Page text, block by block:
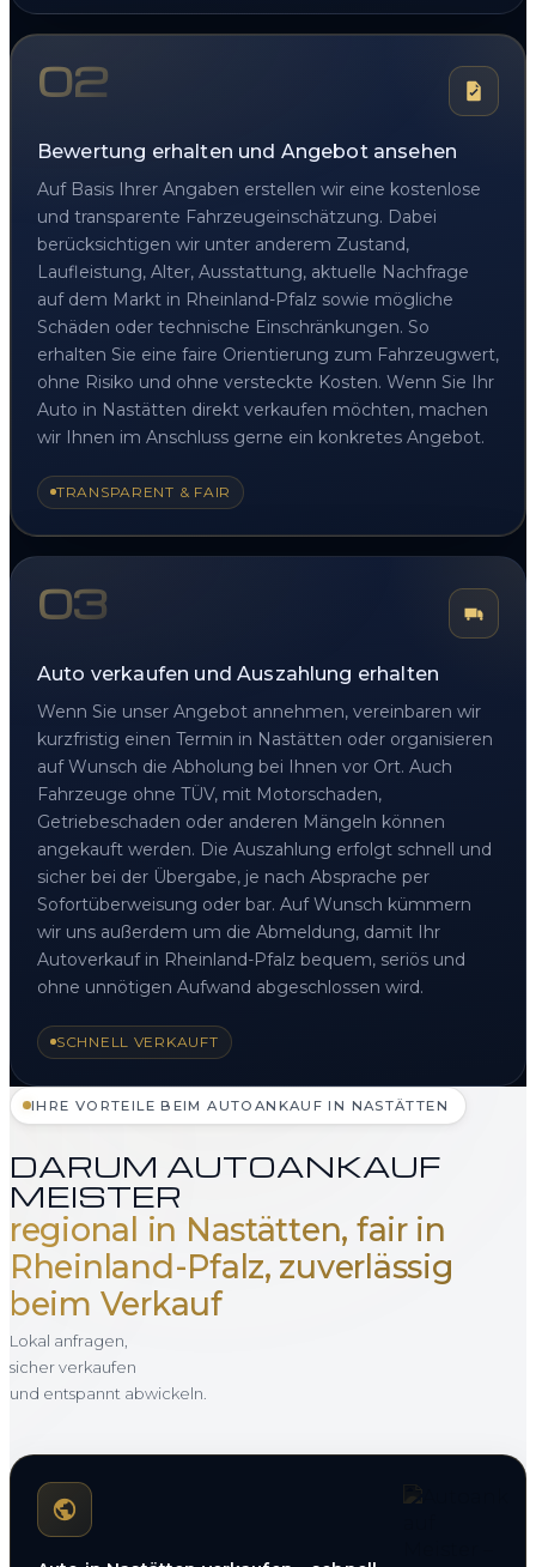
02
Bewertung erhalten und Angebot ansehen
Auf Basis Ihrer Angaben erstellen wir eine kostenlose
und transparente Fahrzeugeinschätzung. Dabei
berücksichtigen wir unter anderem Zustand,
Laufleistung, Alter, Ausstattung, aktuelle Nachfrage
auf dem Markt in Rheinland-Pfalz sowie mögliche
Schäden oder technische Einschränkungen. So
erhalten Sie eine faire Orientierung zum Fahrzeugwert,
ohne Risiko und ohne versteckte Kosten. Wenn Sie Ihr
Auto in Nastätten direkt verkaufen möchten, machen
wir Ihnen im Anschluss gerne ein konkretes Angebot.
TRANSPARENT & FAIR
03
Auto verkaufen und Auszahlung erhalten
Wenn Sie unser Angebot annehmen, vereinbaren wir
kurzfristig einen Termin in Nastätten oder organisieren
auf Wunsch die Abholung bei Ihnen vor Ort. Auch
Fahrzeuge ohne TÜV, mit Motorschaden,
Getriebeschaden oder anderen Mängeln können
angekauft werden. Die Auszahlung erfolgt schnell und
sicher bei der Übergabe, je nach Absprache per
Sofortüberweisung oder bar. Auf Wunsch kümmern
wir uns außerdem um die Abmeldung, damit Ihr
Autoverkauf in Rheinland-Pfalz bequem, seriös und
ohne unnötigen Aufwand abgeschlossen wird.
SCHNELL VERKAUFT
IHRE VORTEILE BEIM AUTOANKAUF IN NASTÄTTEN
DARUM AUTOANKAUF
MEISTER
regional in Nastätten, fair in
Rheinland-Pfalz, zuverlässig
beim Verkauf
Lokal anfragen,
sicher verkaufen
und entspannt abwickeln.